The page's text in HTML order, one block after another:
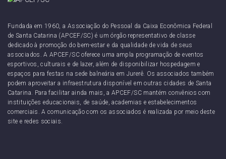
Fundada em 1960, a Associação do Pessoal da Caixa Econômica Federal
de Santa Catarina (APCEF/SC) é um órgão representativo de classe
dedicado à promoção do bem-estar e da qualidade de vida de seus
associados. A APCEF/SC oferece uma ampla programação de eventos
esportivos, culturais e de lazer, além de disponibilizar hospedagem e
espaços para festas na sede balneária em Jurerê. Os associados também
podem aproveitar a infraestrutura disponível em outras cidades de Santa
Catarina. Para facilitar ainda mais, a APCEF/SC mantém convênios com
instituições educacionais, de saúde, academias e estabelecimentos
comerciais. A comunicação com os associados é realizada por meio deste
site e redes sociais.